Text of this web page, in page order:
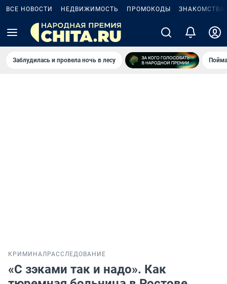
ВСЕ НОВОСТИ НЕДВИЖИМОСТЬ ПРОМОКОДЫ ЗНАКОМСТВА
Заблудилась и провела ночь в лесу
КРИМИНАЛ РАССЛЕДОВАНИЕ
«С зэками так и надо». Как